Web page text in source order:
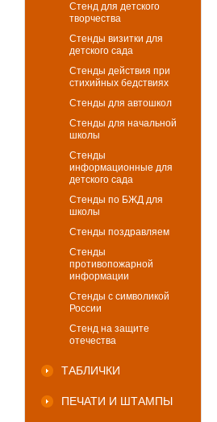
Стенд для детского
творчества
Стенды визитки для
детского сада
Стенды действия при
стихийных бедствиях
Стенды для автошкол
Стенды для начальной
школы
Стенды
информационные для
детского сада
Стенды по БЖД для
школы
Стенды поздравляем
Стенды
противопожарной
информации
Стенды с символикой
России
Стенд на защите
отечества
ТАБЛИЧКИ
ПЕЧАТИ И ШТАМПЫ